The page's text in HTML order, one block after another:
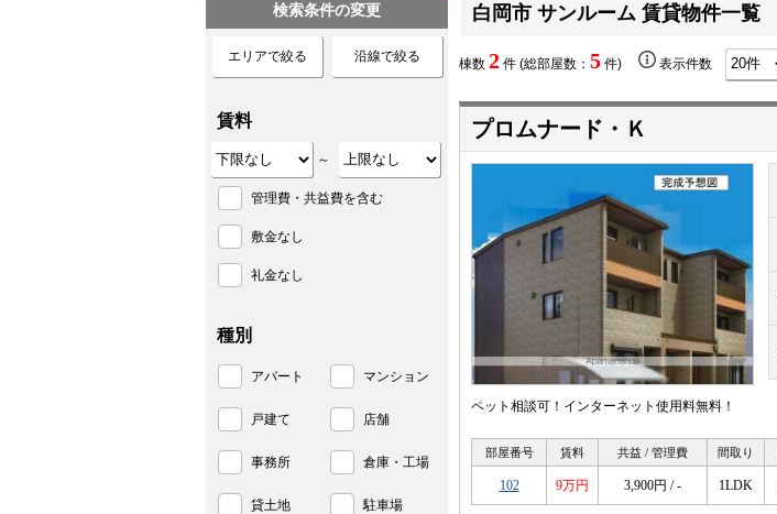
白岡市 サンルーム 賃貸物件一覧
棟数 2 件 (総部屋数： 5 件) 表示件数
プロムナード・Ｋ
ペット相談可！インターネット使用料無料！
部屋番号 賃料 共益 / 管理費 間取り
102 9万円 3,900円 / - 1LDK
検索条件の変更
エリアで絞る 沿線で絞る
賃料
～
管理費・共益費を含む
敷金なし
礼金なし
種別
アパート マンション
戸建て 店舗
事務所 倉庫・工場
貸土地 駐車場